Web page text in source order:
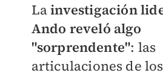
Lainvestigación
Ando reveló algo
"sorprendente": las
articulaciones de